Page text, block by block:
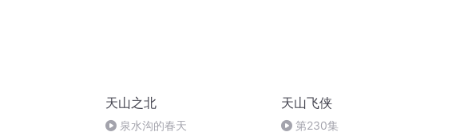
天山之北
泉水沟的春天
天山飞侠
第230集